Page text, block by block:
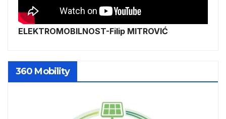
ELEKTROMOBILNOST-Filip MITROVIĆ
360 Mobility